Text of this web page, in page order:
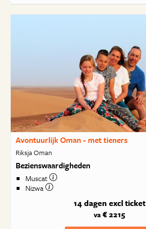
Avontuurlijk Oman - met tieners
Riksja Oman
Bezienswaardigheden
Muscat
Nizwa
14 dagen excl ticket
va € 2215